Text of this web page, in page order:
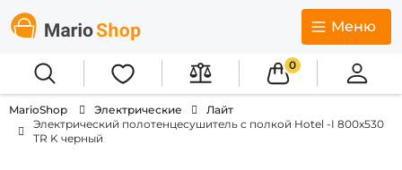
Меню
0
MarioShop Электрические
Лайт
Электрический полотенцесушитель с полкой Hotel -I 800х530
TR K черный